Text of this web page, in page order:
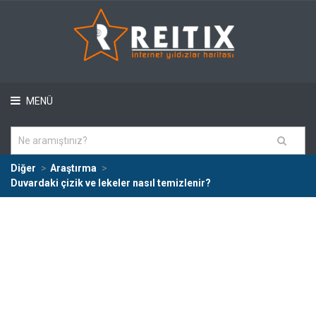
MENÜ
Diğer
Araştırma
Duvardaki çizik ve lekeler nasıl temizlenir?